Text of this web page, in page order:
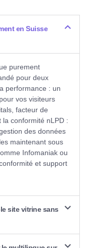
en Suisse
purement
pour deux
performance : un
vos visiteurs
facteur de
conformité nLPD :
des données
maintenant sous
Infomaniak ou
et support
site vitrine sans